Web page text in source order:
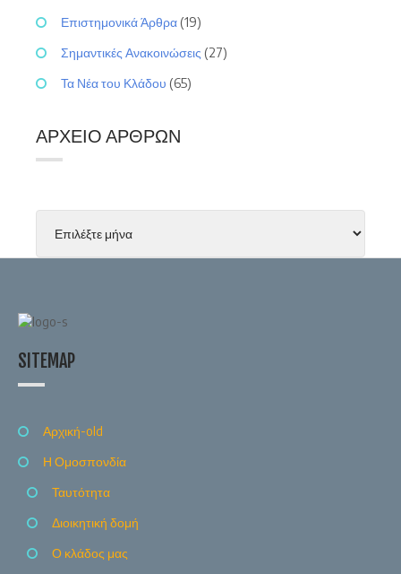
Επιστημονικά Άρθρα (19)
Σημαντικές Ανακοινώσεις (27)
Τα Νέα του Κλάδου (65)
ΑΡΧΕΊΟ ΆΡΘΡΩΝ
SITEMAP
Αρχική-old
Η Ομοσπονδία
Ταυτότητα
Διοικητική δομή
Ο κλάδος μας